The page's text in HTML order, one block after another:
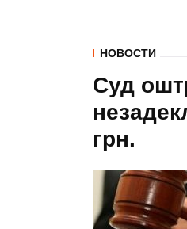
НОВОСТИ
Суд
грн.